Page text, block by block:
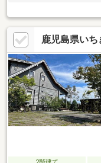
鹿児島県い